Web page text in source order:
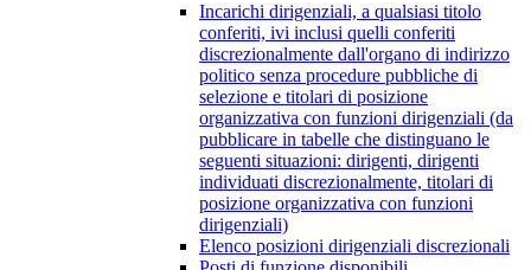
Incarichi dirigenziali, a qualsiasi titolo
conferiti, ivi inclusi quelli conferiti
discrezionalmente dall'organo di indirizzo
politico senza procedure pubbliche di
selezione e titolari di posizione
organizzativa con funzioni dirigenziali (da
pubblicare in tabelle che distinguano le
seguenti situazioni: dirigenti, dirigenti
individuati discrezionalmente, titolari di
posizione organizzativa con funzioni
dirigenziali)
Elenco posizioni dirigenziali discrezionali